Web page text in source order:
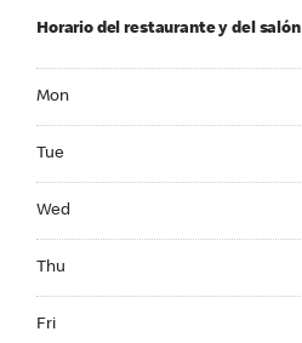
Horario del restaurante y del salón
Mon
Tue
Wed
Thu
Fri